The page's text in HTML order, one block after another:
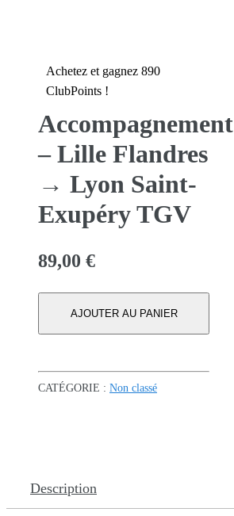
Achetez et gagnez 890
ClubPoints !
Accompagnement
– Lille Flandres
→ Lyon Saint-
Exupéry TGV
89,00 €
AJOUTER AU PANIER
CATÉGORIE : Non classé
Description